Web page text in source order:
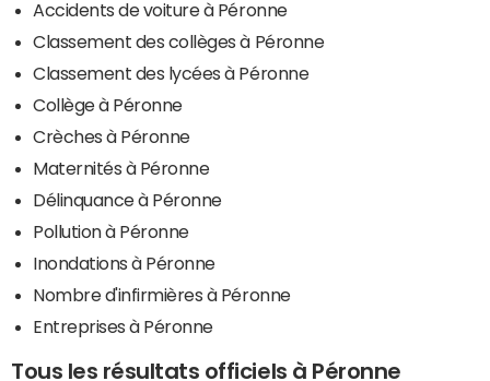
Accidents de voiture à Péronne
Classement des collèges à Péronne
Classement des lycées à Péronne
Collège à Péronne
Crèches à Péronne
Maternités à Péronne
Délinquance à Péronne
Pollution à Péronne
Inondations à Péronne
Nombre d'infirmières à Péronne
Entreprises à Péronne
Tous les résultats officiels à Péronne